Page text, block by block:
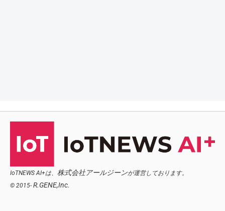
IoTNEWS AI+は、 株式会社アールジーンが運営しております。
© 2015- R.GENE,Inc.